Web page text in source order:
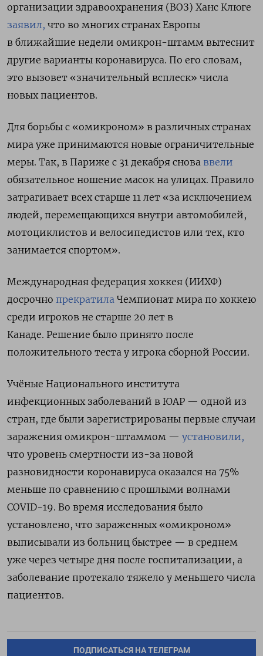
организации здравоохранения (ВОЗ) Ханс Клюге
заявил, что во многих странах Европы
в ближайшие недели омикрон-штамм вытеснит
другие варианты коронавируса. По его словам,
это вызовет «значительный всплеск» числа
новых пациентов.
Для борьбы с «омикроном» в различных странах
мира уже принимаются новые ограничительные
меры. Так, в Париже с 31 декабря снова ввели
обязательное ношение масок на улицах. Правило
затрагивает всех старше 11 лет «за исключением
людей, перемещающихся внутри автомобилей,
мотоциклистов и велосипедистов или тех, кто
занимается спортом».
Международная федерация хоккея (ИИХФ)
досрочно прекратила Чемпионат мира по хоккею
среди игроков не старше 20 лет в
Канаде. Решение было принято после
положительного теста у игрока сборной России.
Учёные Национального института
инфекционных заболеваний в ЮАР — одной из
стран, где были зарегистрированы первые случаи
заражения омикрон-штаммом — установили,
что уровень смертности из-за новой
разновидности коронавируса оказался на 75%
меньше по сравнению с прошлыми волнами
COVID-19. Во время исследования было
установлено, что зараженных «омикроном»
выписывали из больниц быстрее — в среднем
уже через четыре дня после госпитализации, а
заболевание протекало тяжело у меньшего числа
пациентов.
ПОДПИСАТЬСЯ НА ТЕЛЕГРАМ